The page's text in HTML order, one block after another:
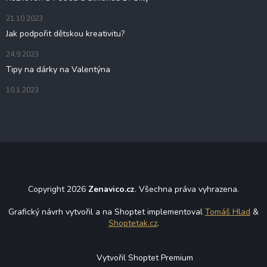
21.10.2023
Jak podpořit dětskou kreativitu?
24.9.2023
Tipy na dárky na Valentýna
10.1.2023
Copyright 2026 Zenavico.cz. Všechna práva vyhrazena.
Grafický návrh vytvořil a na Shoptet implementoval Tomáš Hlad &
Shoptetak.cz.
Vytvořil Shoptet Premium